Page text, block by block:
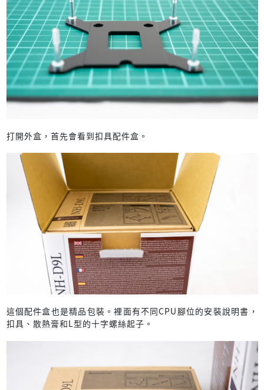
打開外盒，首先會看到扣具配件盒。
這個配件盒也是精品包裝。裡面有不同CPU腳位的安裝說明書，
扣具、散熱膏和L型的十字螺絲起子。